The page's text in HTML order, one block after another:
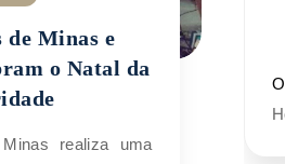
de Minas e
o Natal da
O clima natalino já toma conta de Belo